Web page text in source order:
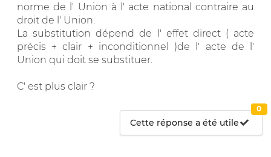
norme de l' Union à l' acte national contraire au
droit de l' Union.
La substitution dépend de l' effet direct ( acte
précis + clair + inconditionnel )de l' acte de l'
Union qui doit se substituer.
C' est plus clair ?
Cette réponse a été utile
0